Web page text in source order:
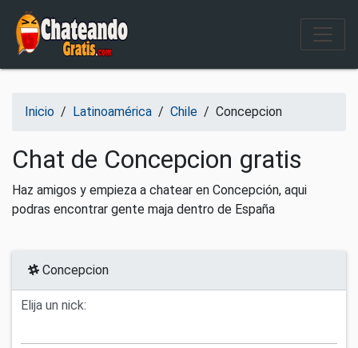
Salir del contenido
Inicio / Latinoamérica / Chile / Concepcion
Chat de Concepcion gratis
Haz amigos y empieza a chatear en Concepción, aqui
podras encontrar gente maja dentro de España
Concepcion
Elija un nick: